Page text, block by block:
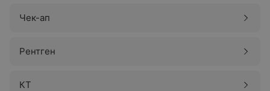
Чек-ап
Рентген
КТ